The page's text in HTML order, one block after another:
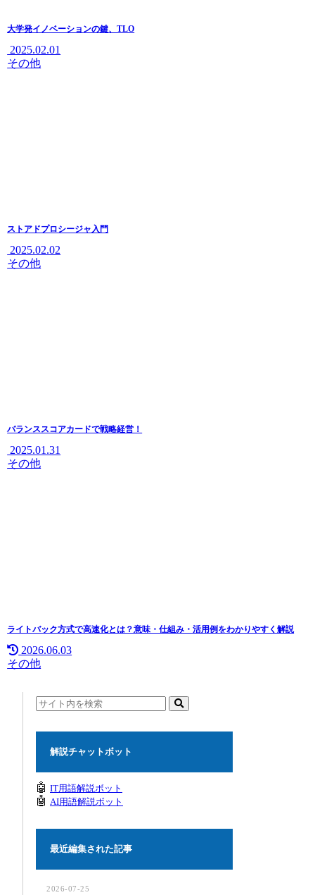
大学発イノベーションの鍵、TLO
2025.02.01
その他
ストアドプロシージャ入門
2025.02.02
その他
バランススコアカードで戦略経営！
2025.01.31
その他
ライトバック方式で高速化とは？意味・仕組み・活用例をわかりやすく解説
2026.06.03
その他
解説チャットボット
🤖 IT用語解説ボット
🤖 AI用語解説ボット
最近編集された記事
2026-07-25